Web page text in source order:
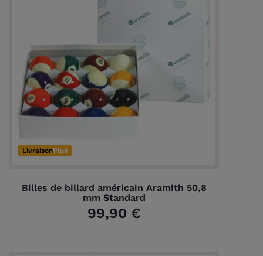
LivraisonPlus
Billes de billard américain Aramith 50,8
mm Standard
99,90 €